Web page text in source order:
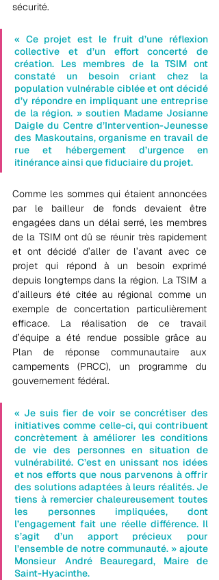
sécurité.
« Ce projet est le fruit d’une réflexion
collective et d’un effort concerté de
création. Les membres de la TSIM ont
constaté un besoin criant chez la
population vulnérable ciblée et ont décidé
d’y répondre en impliquant une entreprise
de la région. » soutien Madame Josianne
Daigle du Centre d’Intervention-Jeunesse
des Maskoutains, organisme en travail de
rue et hébergement d’urgence en
itinérance ainsi que fiduciaire du projet.
Comme les sommes qui étaient annoncées
par le bailleur de fonds devaient être
engagées dans un délai serré, les membres
de la TSIM ont dû se réunir très rapidement
et ont décidé d’aller de l’avant avec ce
projet qui répond à un besoin exprimé
depuis longtemps dans la région. La TSIM a
d’ailleurs été citée au régional comme un
exemple de concertation particulièrement
efficace. La réalisation de ce travail
d’équipe a été rendue possible grâce au
Plan de réponse communautaire aux
campements (PRCC), un programme du
gouvernement fédéral.
« Je suis fier de voir se concrétiser des
initiatives comme celle-ci, qui contribuent
concrètement à améliorer les conditions
de vie des personnes en situation de
vulnérabilité. C’est en unissant nos idées
et nos efforts que nous parvenons à offrir
des solutions adaptées à leurs réalités. Je
tiens à remercier chaleureusement toutes
les personnes impliquées, dont
l’engagement fait une réelle différence. Il
s’agit d’un apport précieux pour
l’ensemble de notre communauté. » ajoute
Monsieur André Beauregard, Maire de
Saint-Hyacinthe.